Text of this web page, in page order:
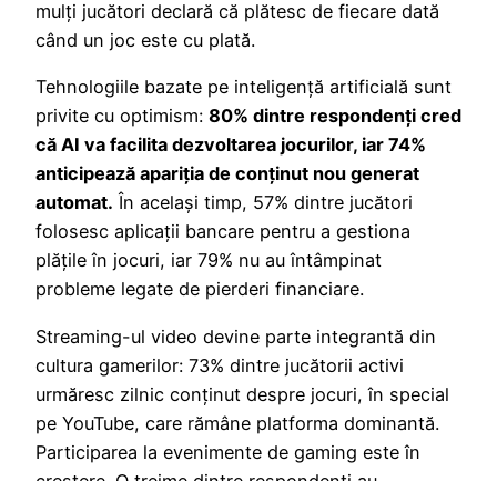
mulți jucători declară că plătesc de fiecare dată
când un joc este cu plată.
Tehnologiile bazate pe inteligență artificială sunt
privite cu optimism: 80% dintre respondenți cred
că AI va facilita dezvoltarea jocurilor, iar 74%
anticipează apariția de conținut nou generat
automat. În același timp, 57% dintre jucători
folosesc aplicații bancare pentru a gestiona
plățile în jocuri, iar 79% nu au întâmpinat
probleme legate de pierderi financiare.
Streaming-ul video devine parte integrantă din
cultura gamerilor: 73% dintre jucătorii activi
urmăresc zilnic conținut despre jocuri, în special
pe YouTube, care rămâne platforma dominantă.
Participarea la evenimente de gaming este în